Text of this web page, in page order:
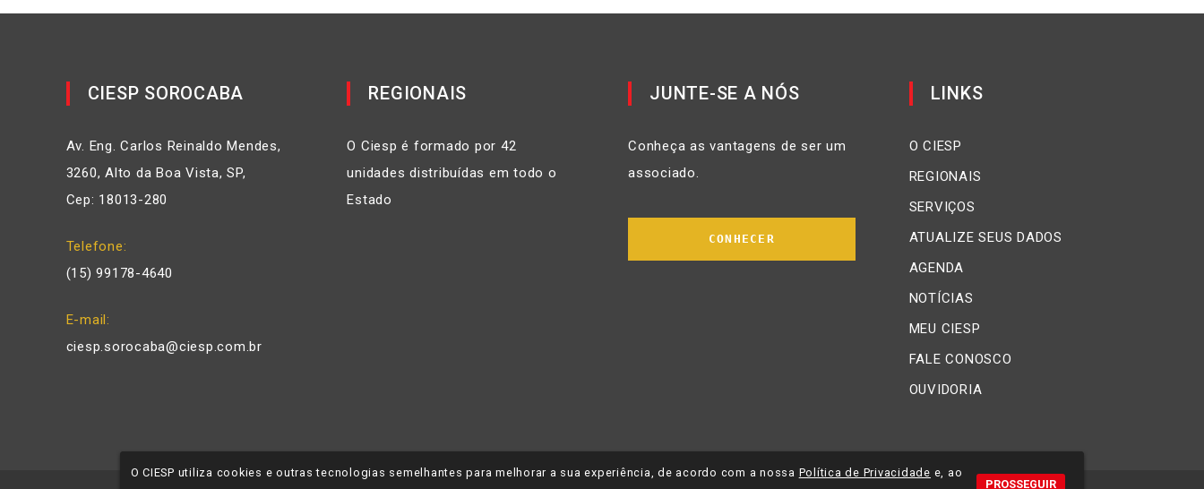
CIESP SOROCABA
Av. Eng. Carlos Reinaldo Mendes,
3260, Alto da Boa Vista, SP,
Cep: 18013-280
Telefone
(15) 99178-4640
E-mail
ciesp.sorocaba@ciesp.com.br
REGIONAIS
O Ciesp é formado por 42
unidades distribuídas em todo o
Estado
JUNTE-SE A NÓS
Conheça as vantagens de ser um
associado.
CONHECER
LINKS
O CIESP
REGIONAIS
SERVIÇOS
ATUALIZE SEUS DADOS
AGENDA
NOTÍCIAS
MEU CIESP
FALE CONOSCO
OUVIDORIA
O CIESP utiliza cookies e outras tecnologias semelhantes para melhorar a sua experiência, de acordo com a nossa Política de Privacidade e, ao
PROSSEGUIR